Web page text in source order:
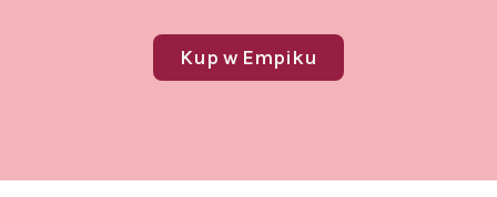
Kup w Empiku